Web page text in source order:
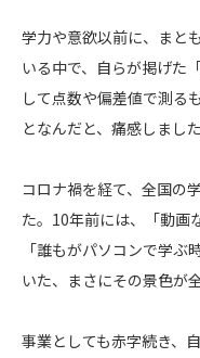
学力や意欲以前に、まと
いる中で、自らが掲げた
して点数や偏差値で測る
となんだと、痛感しました
コロナ禍を経て、全国の
た。10年前には、「動画
「誰もがパソコンで学ぶ
いた、まさにその景色が
事業としても赤字続き、